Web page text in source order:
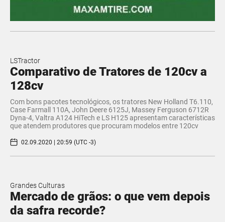
LSTractor
Comparativo de Tratores de 120cv a
128cv
Com bons pacotes tecnológicos, os tratores New Holland T6.110,
Case Farmall 110A, John Deere 6125J, Massey Ferguson 6712R
Dyna-4, Valtra A124 HiTech e LS H125 apresentam características
que atendem produtores que procuram modelos entre 120cv
02.09.2020 | 20:59 (UTC -3)
Grandes Culturas
Mercado de grãos: o que vem depois
da safra recorde?